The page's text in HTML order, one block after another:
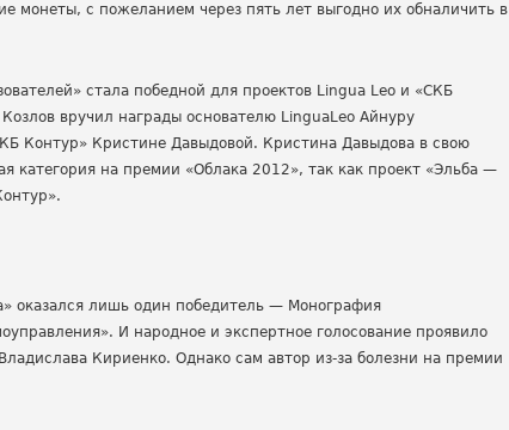
монеты, с пожеланием через пять лет выгодно их обналичить в
стала победной для проектов Lingua Leo и «СКБ
вручил награды основателю LinguaLeo Айнуру
Контур» Кристине Давыдовой. Кристина Давыдова в свою
категория на премии «Облака 2012», так как проект «Эльба —
оказался лишь один победитель — Монография
И народное и экспертное голосование проявило
Кириенко. Однако сам автор из-за болезни на премии